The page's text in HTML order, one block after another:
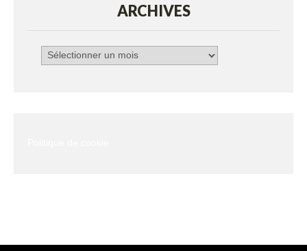
ARCHIVES
Archives